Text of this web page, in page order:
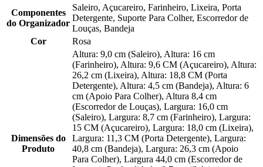
Componentes
do Organizador
Saleiro, Açucareiro, Farinheiro, Lixeira, Porta
Detergente, Suporte Para Colher, Escorredor de
Louças, Bandeja
Cor
Rosa
Dimensões do
Produto
Altura: 9,0 cm (Saleiro), Altura: 16 cm
(Farinheiro), Altura: 9,6 CM (Açucareiro), Altura:
26,2 cm (Lixeira), Altura: 18,8 CM (Porta
Detergente), Altura: 4,5 cm (Bandeja), Altura: 6
cm (Apoio Para Colher), Altura 8,4 cm
(Escorredor de Louças), Largura: 16,0 cm
(Saleiro), Largura: 8,7 cm (Farinheiro), Largura:
15 CM (Açucareiro), Largura: 18,0 cm (Lixeira),
Largura: 11,3 CM (Porta Detergente), Largura:
40,8 cm (Bandeja), Largura: 26,3 cm (Apoio
Para Colher), Largura 44,0 cm (Escorredor de